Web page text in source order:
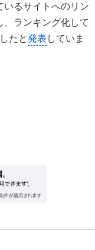
いるサイトへのリン
、ランキング化して
たと発表 していま